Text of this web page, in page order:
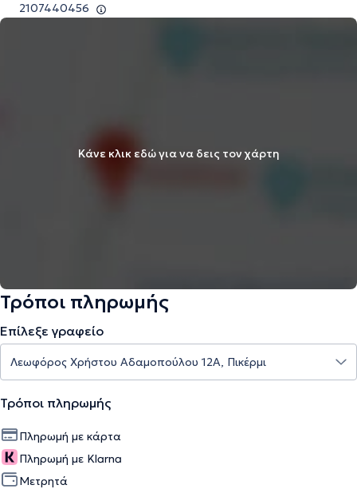
2107440456
Κάνε κλικ εδώ για να δεις τον χάρτη
Τρόποι πληρωμής
Επίλεξε γραφείο
Τρόποι πληρωμής
Πληρωμή με κάρτα
Πληρωμή με Klarna
Μετρητά